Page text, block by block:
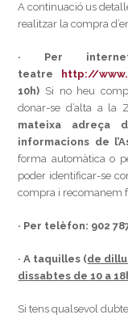
A continuació us
realitzar la compra
· Per
teatre
http://
10h) Si no heu
donar-se d’alta a la
mateixa adreça
informacions de
forma automàtica o
poder identificar-se
compra i recomanem
· Per telèfon: 902
·A taquilles (de
dissabtes de 10 a
Si tens qualsevol